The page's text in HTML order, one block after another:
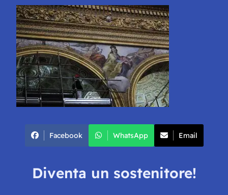
Facebook WhatsApp Email
Diventa un sostenitore!